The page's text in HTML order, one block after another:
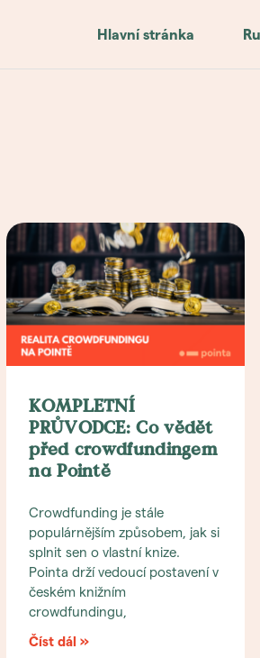
Hlavní stránka
KOMPLETNÍ
PRŮVODCE: Co vědět
před crowdfundingem
na Pointě
Crowdfunding je stále
populárnějším způsobem, jak si
splnit sen o vlastní knize.
Pointa drží vedoucí postavení v
českém knižním
crowdfundingu,
Číst dál »